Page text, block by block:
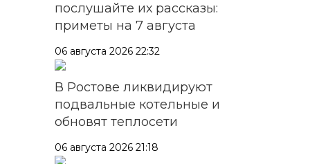
послушайте их рассказы:
приметы на 7 августа
06 августа 2026 22:32
В Ростове ликвидируют
подвальные котельные и
обновят теплосети
06 августа 2026 21:18